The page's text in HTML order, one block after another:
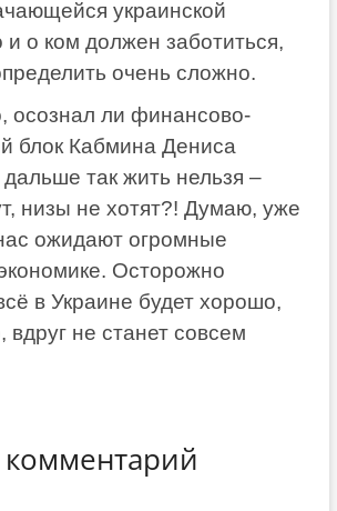
украинской
и о ком должен заботиться,
очень сложно.
осознал ли финансово-
блок Кабмина Дениса
так жить нельзя –
низы не хотят?! Думаю, уже
ожидают огромные
Осторожно
в Украине будет хорошо,
вдруг не станет совсем